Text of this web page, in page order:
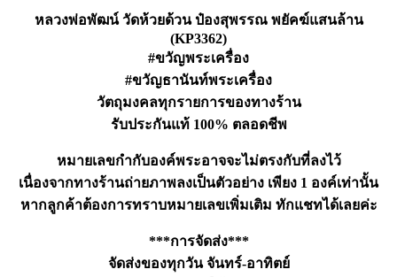
หลวงพ่อพัฒน์ วัดห้วยด้วน ป๋องสุพรรณ พยัคฆ์แสนล้าน
(KP3362)
#ขวัญพระเครื่อง
#ขวัญธานันท์พระเครื่อง
วัตถุมงคลทุกรายการของทางร้าน
รับประกันแท้ 100% ตลอดชีพ
หมายเลขกำกับองค์พระอาจจะไม่ตรงกับที่ลงไว้
เนื่องจากทางร้านถ่ายภาพลงเป็นตัวอย่าง เพียง 1 องค์เท่านั้น
หากลูกค้าต้องการทราบหมายเลขเพิ่มเติม ทักแชทได้เลยค่ะ
***การจัดส่ง***
จัดส่งของทุกวัน จันทร์-อาทิตย์